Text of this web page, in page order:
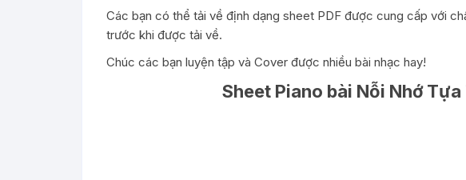
Các bạn có thể tải về định dạng sheet PDF được cung cấp với
trước khi được tải về.
Chúc các bạn luyện tập và Cover được nhiều bài nhạc hay!
Sheet Piano bài Nỗi Nhớ